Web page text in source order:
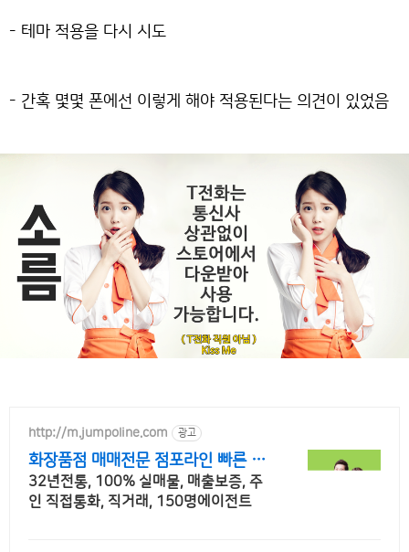
- 테마 적용을 다시 시도
- 간혹 몇몇 폰에선 이렇게 해야 적용된다는 의견이 있었음
http://m.jumpoline.com 광고
화장품점 매매전문 점포라인 빠른 직
거래 & 안전중개거래
32년전통, 100% 실매물, 매출보증, 주
인 직접통화, 직거래, 150명에이전트